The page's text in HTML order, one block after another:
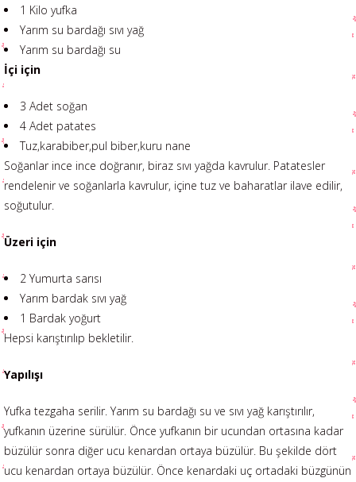
1 Kilo yufka
Yarım su bardağı sıvı yağ
Yarım su bardağı su
İçi için
3 Adet soğan
4 Adet patates
Tuz,karabiber,pul biber,kuru nane
Soğanlar ince ince doğranır, biraz sıvı yağda kavrulur. Patatesler
rendelenir ve soğanlarla kavrulur, içine tuz ve baharatlar ilave edilir,
soğutulur.
Üzeri için
2 Yumurta sarısı
Yarım bardak sıvı yağ
1 Bardak yoğurt
Hepsi karıştırılıp bekletilir.
Yapılışı
Yufka tezgaha serilir. Yarım su bardağı su ve sıvı yağ karıştırılır,
yufkanın üzerine sürülür. Önce yufkanın bir ucundan ortasına kadar
büzülür sonra diğer ucu kenardan ortaya büzülür. Bu şekilde dört
ucu kenardan ortaya büzülür. Önce kenardaki uç ortadaki büzgünün